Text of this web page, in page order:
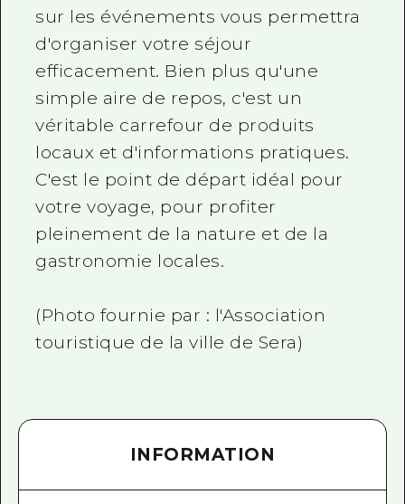
sur les événements vous permettra
d'organiser votre séjour
efficacement. Bien plus qu'une
simple aire de repos, c'est un
véritable carrefour de produits
locaux et d'informations pratiques.
C'est le point de départ idéal pour
votre voyage, pour profiter
pleinement de la nature et de la
gastronomie locales.
(Photo fournie par : l'Association
touristique de la ville de Sera)
INFORMATION